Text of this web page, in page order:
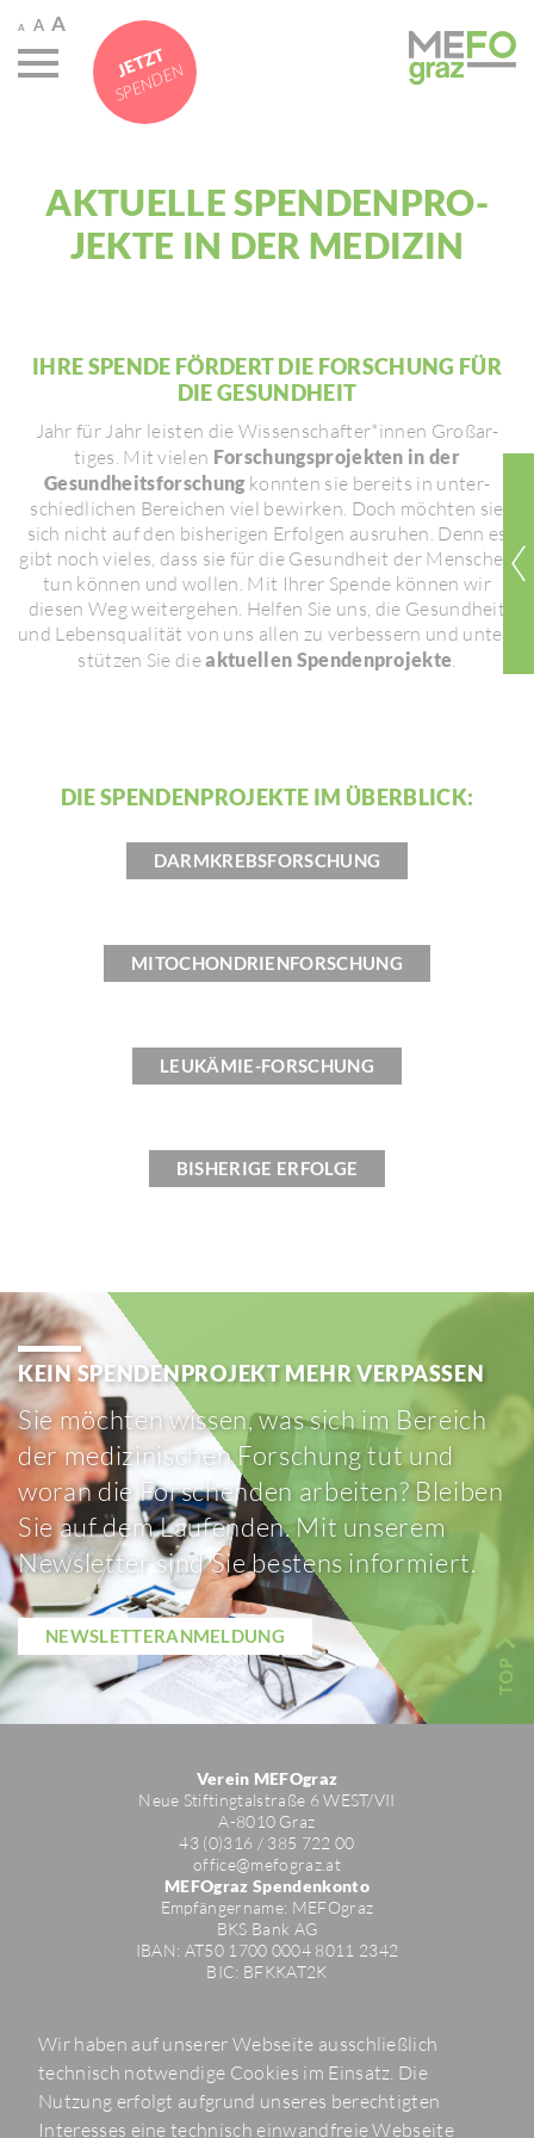
Wir haben auf unserer Webseite ausschließlich
technisch notwendige Cookies im Einsatz. Die
Nutzung erfolgt aufgrund unseres berechtigten
Interesses eine technisch einwandfreie Webseite
A A A
AKTU­ELLE SPEN­DEN­PRO­
JEKTE IN DER MEDIZIN
IHRE SPENDE FÖRDERT DIE FORSCHUNG FÜR
DIE GESUND­HEIT
Jahr für Jahr leisten die Wissen­schafter*innen Groß­ar­
tiges. Mit vielen Forschungsprojekten in der
Gesundheitsforschungkonnten sie bereits in unter­
schied­li­chen Berei­chen viel bewirken. Doch möchten sie
sich nicht auf den bishe­rigen Erfolgen ausruhen. Denn es
gibt noch vieles, dass sie für die Gesund­heit der Menschen
tun können und wollen. Mit Ihrer Spende können wir
diesen Weg weiter­gehen. Helfen Sie uns, die Gesund­heit
und Lebens­qua­lität von uns allen zu verbes­sern und unter­
stützen Sie dieaktuellen Spendenprojekte
DIE SPEN­DEN­PRO­JEKTE IM ÜBERBLICK:
DARM­KREBS­FOR­SCHUNG
MITO­CHON­DRI­EN­FOR­SCHUNG
LEUK­ÄMIE-FORSCHUNG
BISHE­RIGE ERFOLGE
KEIN SPEN­DEN­PRO­JEKT MEHR VERPASSEN
Sie möchten wissen, was sich im Bereich
der medi­zi­ni­schen Forschung tut und
woran die Forschenden arbeiten? Bleiben
Sie auf dem Laufenden. Mit unserem
News­letter sind Sie bestens infor­miert.
NEWS­LET­TER­AN­MEL­DUNG
JETZT
SPENDEN
Verein MEFOgraz
Neue Stif­ting­tal­straße 6 WEST/​VII
A-8010 Graz
43 (0)316 / 385 722 00
office@mefo­graz.at
MEFOgraz Spendenkonto
Empfän­ger­name: MEFO­graz
BKS Bank AG
IBAN: AT50 1700 0004 8011 2342
BIC: BFKKAT2K
News­letter
Folgen Sie uns
Veran­stal­tungen